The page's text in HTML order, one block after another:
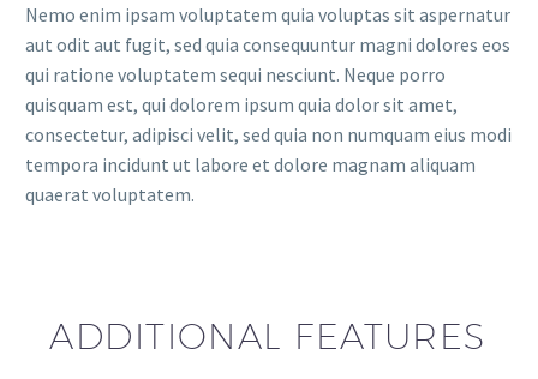
Nemo enim ipsam voluptatem quia voluptas sit aspernatur
aut odit aut fugit, sed quia consequuntur magni dolores eos
qui ratione voluptatem sequi nesciunt. Neque porro
quisquam est, qui dolorem ipsum quia dolor sit amet,
consectetur, adipisci velit, sed quia non numquam eius modi
tempora incidunt ut labore et dolore magnam aliquam
quaerat voluptatem.
ADDITIONAL FEATURES